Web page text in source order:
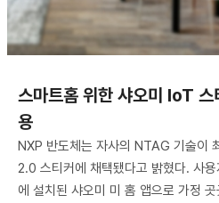
스마트홈 위한 샤오미 IoT
용
NXP 반도체는 자사의 NTAG 기술이
2.0 스티커에 채택됐다고 밝혔다. 사
에 설치된 샤오미 미 홈 앱으로 가정